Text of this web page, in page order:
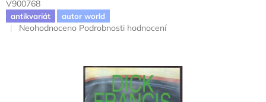
V900768
antikvariát autor world
Průměrné
Neohodnoceno Podrobnosti hodnocení